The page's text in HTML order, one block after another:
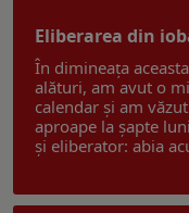
Eliberarea din
În dimineața
alături, am avut o
calendar și am
aproape la șapte
și eliberator: abia